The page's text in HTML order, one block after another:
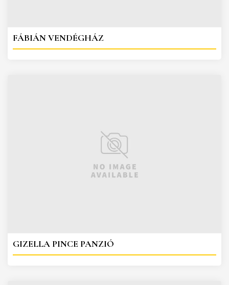
FÁBIÁN VENDÉGHÁZ
GIZELLA PINCE PANZIÓ